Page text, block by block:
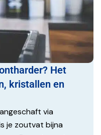
Het
kristallen en
via
je zoutvat bijna